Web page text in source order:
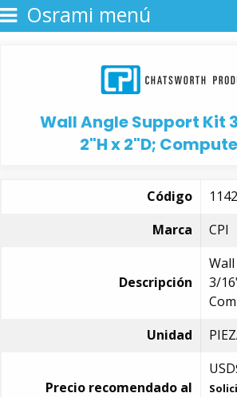
Osrami menú
Wall Angle Support Kit
2"H x 2"D;
Código
Marca
CPI
Descripción
3/
Unidad
Precio recomendado al